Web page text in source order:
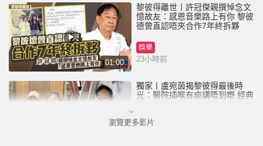
01:00
黎彼得離世丨許冠傑親撰悼念文
憶故友：感恩音樂路上有你 黎彼
德曾直認唔夾合作7年終拆夥
娛樂
23小時前
獨家丨盧宛茵揭黎彼得最後時
光：醫院插喉有痰講唔到嘢 經典
娛樂
瀏覽更多影片